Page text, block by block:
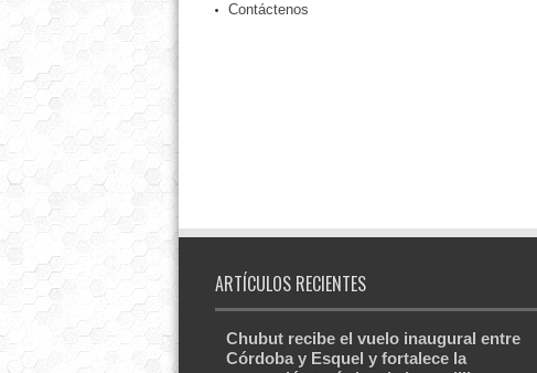
Contáctenos
ARTÍCULOS RECIENTES
Chubut recibe el vuelo inaugural entre
Córdoba y Esquel y fortalece la